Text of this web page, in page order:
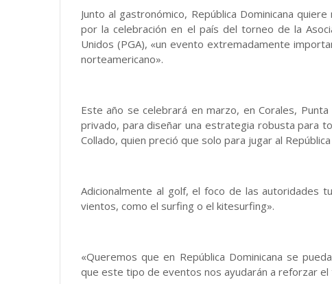
Junto al gastronómico, República Dominicana
por la celebración en el país del torneo de la
Unidos (PGA), «un evento extremadamente
norteamericano».
Este año se celebrará en marzo, en Corales,
privado, para diseñar una estrategia robusta para
Collado, quien preció que solo para jugar al
Adicionalmente al golf, el foco de las autoridades
vientos, como el surfing o el kitesurfing».
«Queremos que en República Dominicana se
que este tipo de eventos nos ayudarán a reforzar el